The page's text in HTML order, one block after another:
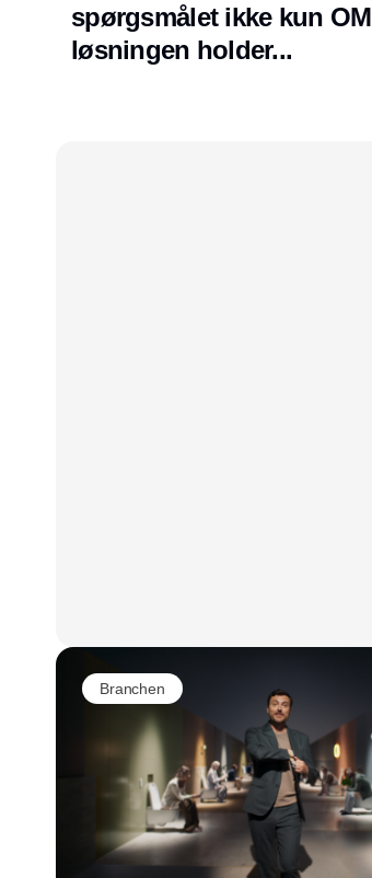
spørgsmålet ikke kun OM
løsningen holder...
Branchen